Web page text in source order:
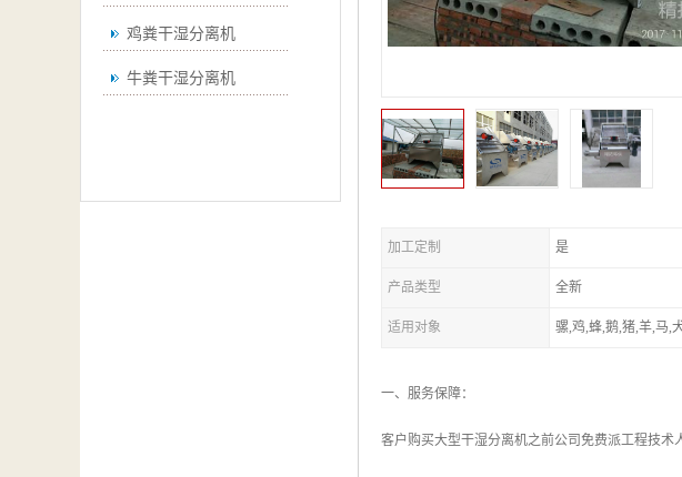
鸡粪干湿分离机
牛粪干湿分离机
加工定制 是
产品类型 全新
适用对象 骡,鸡,蜂,鹅,猪,羊,马,
一、服务保障：
客户购买大型干湿分离机之前公司免费派工程技